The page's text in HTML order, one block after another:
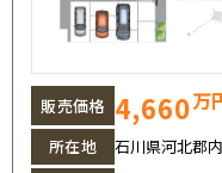
販売価格 4,660万
所在地
石川県河北郡